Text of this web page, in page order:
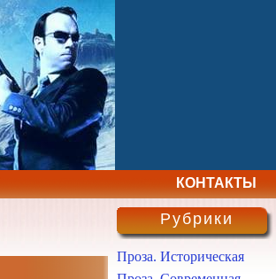
КОНТАКТЫ
Рубрики
Проза. Историческая